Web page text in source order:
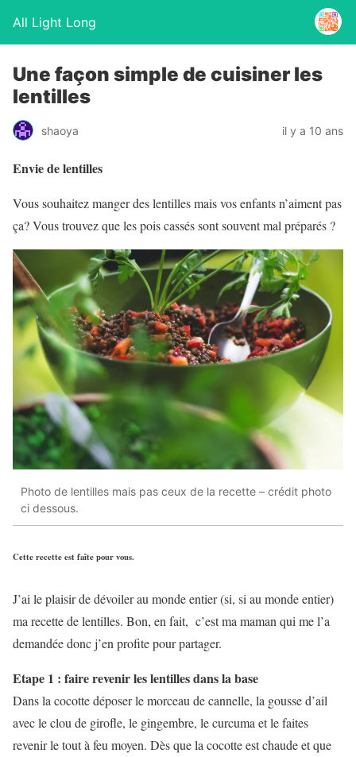
All Light Long
Une façon simple de cuisiner les
lentilles
shaoya il y a 10 ans
Envie de lentilles
Vous souhaitez manger des lentilles mais vos enfants n’aiment pas
ça? Vous trouvez que les pois cassés sont souvent mal préparés ?
Photo de lentilles mais pas ceux de la recette – crédit photo
ci dessous.
Cette recette est faîte pour vous.
J’ai le plaisir de dévoiler au monde entier (si, si au monde entier)
ma recette de lentilles. Bon, en fait, c’est ma maman qui me l’a
demandée donc j’en profite pour partager.
Etape 1 : faire revenir les lentilles dans la base
Dans la cocotte déposer le morceau de cannelle, la gousse d’ail
avec le clou de girofle, le gingembre, le curcuma et le faites
revenir le tout à feu moyen. Dès que la cocotte est chaude et que